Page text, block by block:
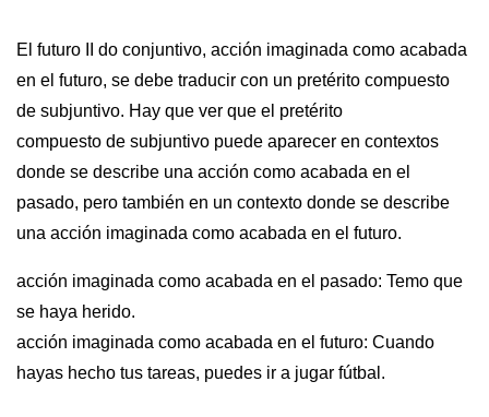
El futuro II do conjuntivo, acción imaginada como acabada
en el futuro, se debe traducir con un pretérito compuesto
de subjuntivo. Hay que ver que el pretérito
compuesto de subjuntivo puede aparecer en contextos
donde se describe una acción como acabada en el
pasado, pero también en un contexto donde se describe
una acción imaginada como acabada en el futuro.
acción imaginada como acabada en el pasado: Temo que
se haya herido.
acción imaginada como acabada en el futuro: Cuando
hayas hecho tus tareas, puedes ir a jugar fútbal.